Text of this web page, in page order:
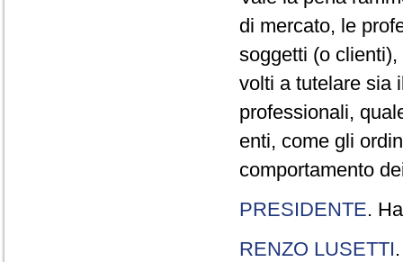
di mercato, le
soggetti (o
volti a tutelare sia
professionali,
enti, come gli
comportamento
PRESIDENTE.
RENZO LUSETTI